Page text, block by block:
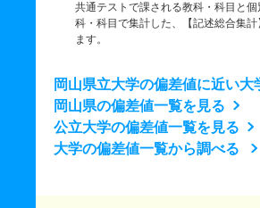
共通テストで課される教科・科目と
科・科目で集計した、【記述総合集
ます。
岡山県立大学の偏差値に近い大
岡山県の偏差値一覧を見る
公立大学の偏差値一覧を見る
大学の偏差値一覧から調べる